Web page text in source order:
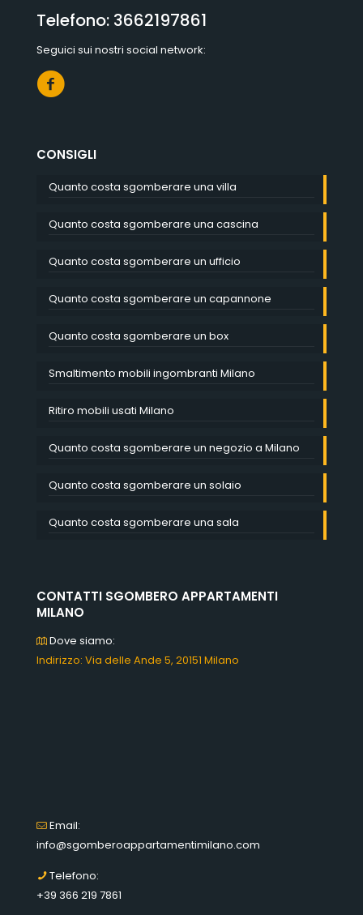
Telefono: 3662197861
Seguici sui nostri social network:
CONSIGLI
Quanto costa sgomberare una villa
Quanto costa sgomberare una cascina
Quanto costa sgomberare un ufficio
Quanto costa sgomberare un capannone
Quanto costa sgomberare un box
Smaltimento mobili ingombranti Milano
Ritiro mobili usati Milano
Quanto costa sgomberare un negozio a Milano
Quanto costa sgomberare un solaio
Quanto costa sgomberare una sala
CONTATTI SGOMBERO APPARTAMENTI
MILANO
Dove siamo:
Indirizzo: Via delle Ande 5, 20151 Milano
Email:
info@sgomberoappartamentimilano.com
Telefono:
+39 366 219 7861